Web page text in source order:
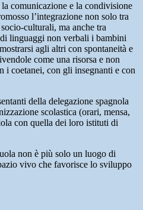
comunicazione e la condivisione
l’integrazione non solo tra
culturali, ma anche tra
linguaggi non verbali i bambini
agli altri con spontaneità e
come una risorsa e non
i coetanei, con gli insegnanti e con
della delegazione spagnola
scolastica (orari, mensa,
con quella dei loro istituti di
non è più solo un luogo di
vivo che favorisce lo sviluppo